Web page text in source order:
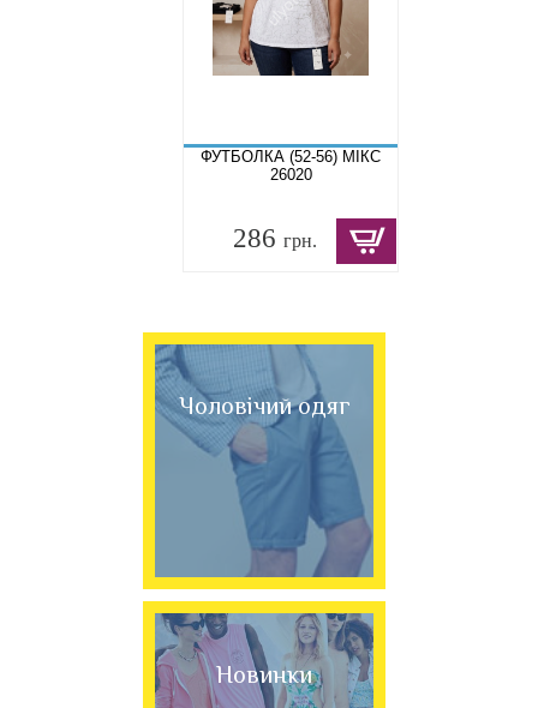
ФУТБОЛКА (52-56) МІКС
26020
286 грн.
Чоловічий одяг
Новинки